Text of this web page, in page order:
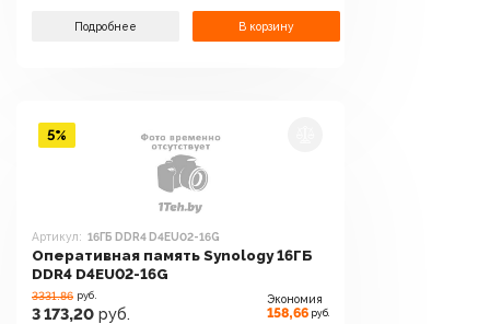
Подробнее В корзину
Артикул: 16ГБ DDR4 D4EU02-16G
Оперативная память Synology 16ГБ
DDR4 D4EU02-16G
3331.86 руб.
3 173,20 руб.
Экономия
158,66 руб.
5%